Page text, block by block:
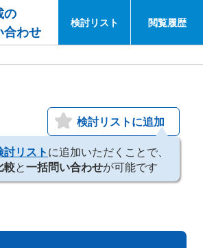
の
合わせ
検討リスト 閲覧履歴
検討リストに追加
討リストに追加いただくことで、
較と一括問い合わせが可能です